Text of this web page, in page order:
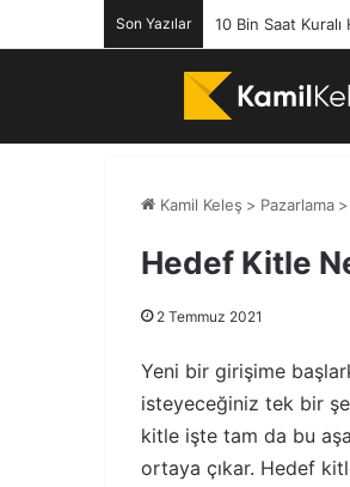
Son Yazılar 10 Bin Saat
Kamil Keleş > Pazarlama >
Hedef Kitle
2 Temmuz 2021
Yeni bir girişime
isteyeceğiniz tek bir
kitle işte tam da bu
ortaya çıkar. Hedef